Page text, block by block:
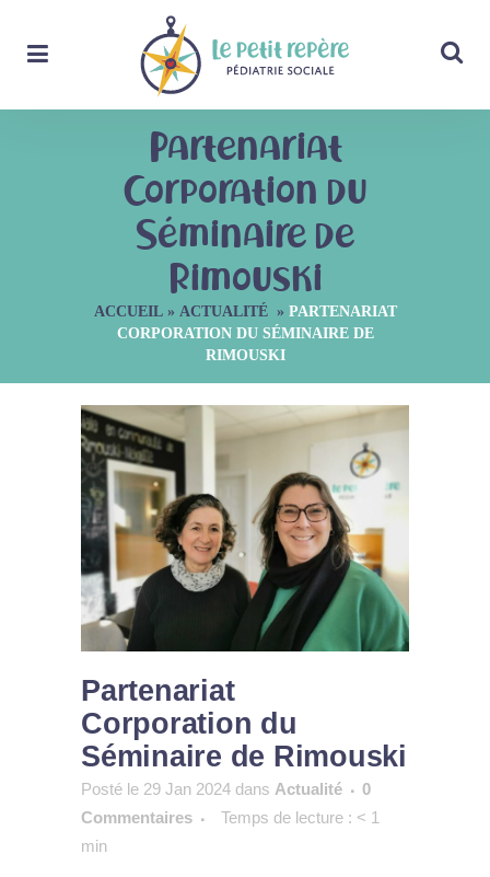
Partenariat
Corporation du
Séminaire de
Rimouski
ACCUEIL» ACTUALITÉ » PARTENARIAT
CORPORATION DU SÉMINAIRE DE
RIMOUSKI
Partenariat
Corporation du
Séminaire de Rimouski
Posté le 29 Jan 2024 dans Actualité
0
Commentaires
Temps de lecture : < 1
min